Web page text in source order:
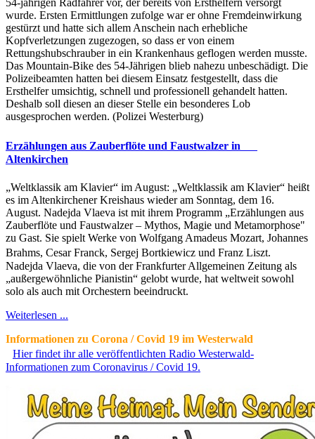
54-jährigen Radfahrer vor, der bereits von Ersthelfern versorgt
wurde. Ersten Ermittlungen zufolge war er ohne Fremdeinwirkung
gestürzt und hatte sich allem Anschein nach erhebliche
Kopfverletzungen zugezogen, so dass er von einem
Rettungshubschrauber in ein Krankenhaus geflogen werden musste.
Das Mountain-Bike des 54-Jährigen blieb nahezu unbeschädigt. Die
Polizeibeamten hatten bei diesem Einsatz festgestellt, dass die
Ersthelfer umsichtig, schnell und professionell gehandelt hatten.
Deshalb soll diesen an dieser Stelle ein besonderes Lob
ausgesprochen werden. (Polizei Westerburg)
Erzählungen aus Zauberflöte und Faustwalzer in
Altenkirchen
„Weltklassik am Klavier“ im August: „Weltklassik am Klavier“ heißt
es im Altenkirchener Kreishaus wieder am Sonntag, dem 16.
August. Nadejda Vlaeva ist mit ihrem Programm „Erzählungen aus
Zauberflöte und Faustwalzer – Mythos, Magie und Metamorphose"
zu Gast. Sie spielt Werke von Wolfgang Amadeus Mozart, Johannes
Brahms, Cesar Franck, Sergej Bortkiewicz und Franz Liszt.
Nadejda Vlaeva, die von der Frankfurter Allgemeinen Zeitung als
„außergewöhnliche Pianistin“ gelobt wurde, hat weltweit sowohl
solo als auch mit Orchestern beeindruckt.
Weiterlesen ...
Informationen zu Corona / Covid 19 im Westerwald
Hier findet ihr alle veröffentlichten Radio Westerwald-
Informationen zum Coronavirus / Covid 19.